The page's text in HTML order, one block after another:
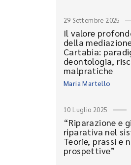
29 Settembre 2025
Il valore
della
Cartabia:
deontologia,
malpratiche
Maria Martello
10 Luglio 2025
“Riparazione e
riparativa nel
Teorie, prassi e
prospettive”